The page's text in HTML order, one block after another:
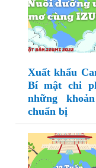
Xuất khẩu
Bí mật chi
những
chuẩn bị